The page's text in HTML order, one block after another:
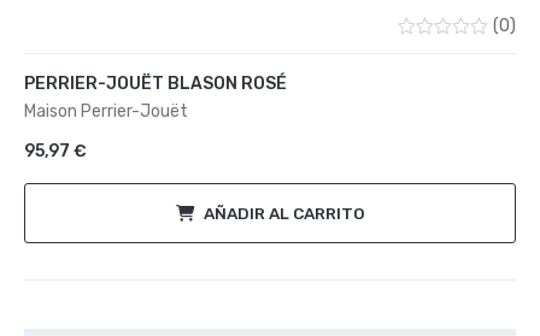
(0)
PERRIER-JOUËT BLASON ROSÉ
Maison Perrier-Jouët
95,97 €
AÑADIR AL CARRITO